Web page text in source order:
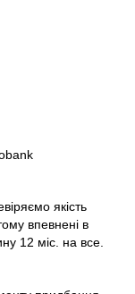
якість
впевнені в
12 міс. на все.